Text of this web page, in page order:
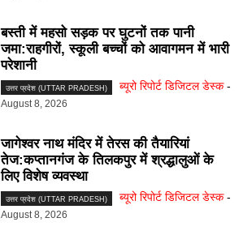
बस्ती में महसो सड़क पर घुटनों तक पानी
जमा:राहगीरों, स्कूली बच्चों को आवागमन में भारी
परेशानी
उत्तर प्रदेश (UTTAR PRADESH) ब्यूरो रिपोर्ट डिजिटल डेस्क -
August 8, 2026
जागेश्वर नाथ मंदिर में तेरस की तैयारियां
तेज:कप्तानगंज के तिलकपुर में श्रद्धालुओं के
लिए विशेष व्यवस्था
उत्तर प्रदेश (UTTAR PRADESH) ब्यूरो रिपोर्ट डिजिटल डेस्क -
August 8, 2026